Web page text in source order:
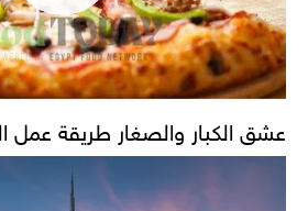
عشق الكبار والصغار طريقة عمل